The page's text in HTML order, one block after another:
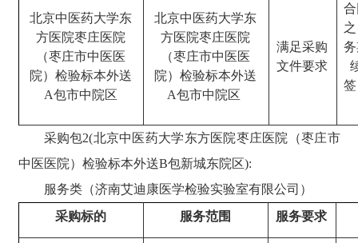
北京中医药大学东
方医院枣庄医院
（枣庄市中医医
院）检验标本外送
A包市中院区
北京中医药大学东
方医院枣庄医院
（枣庄市中医医
院）检验标本外送
A包市中院区
满足采购
文件要求
采购包2(北京中医药大学东方医院枣庄医院（枣庄市
中医医院）检验标本外送B包新城东院区):
服务类（济南艾迪康医学检验实验室有限公司）
采购标的 服务范围 服务要求